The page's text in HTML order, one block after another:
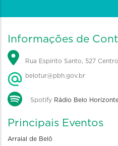
Informações de
Rua Espírito Santo, 527
belotur@pbh.gov.br
Spotify Rádio Belo
Principais Eventos
Arraial de Belô